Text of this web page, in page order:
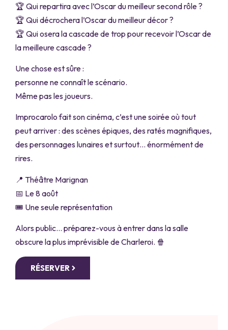
🏆 Qui repartira avec l’Oscar du meilleur second rôle ?
🏆 Qui décrochera l’Oscar du meilleur décor ?
🏆 Qui osera la cascade de trop pour recevoir l’Oscar de
la meilleure cascade ?
Une chose est sûre :
personne ne connaît le scénario.
Même pas les joueurs.
Improcarolo fait son cinéma, c’est une soirée où tout
peut arriver : des scènes épiques, des ratés magnifiques,
des personnages lunaires et surtout… énormément de
rires.
📍 Théâtre Marignan
📅 Le 8 août
🎟️ Une seule représentation
Alors public… préparez-vous à entrer dans la salle
obscure la plus imprévisible de Charleroi. 🍿
RÉSERVER